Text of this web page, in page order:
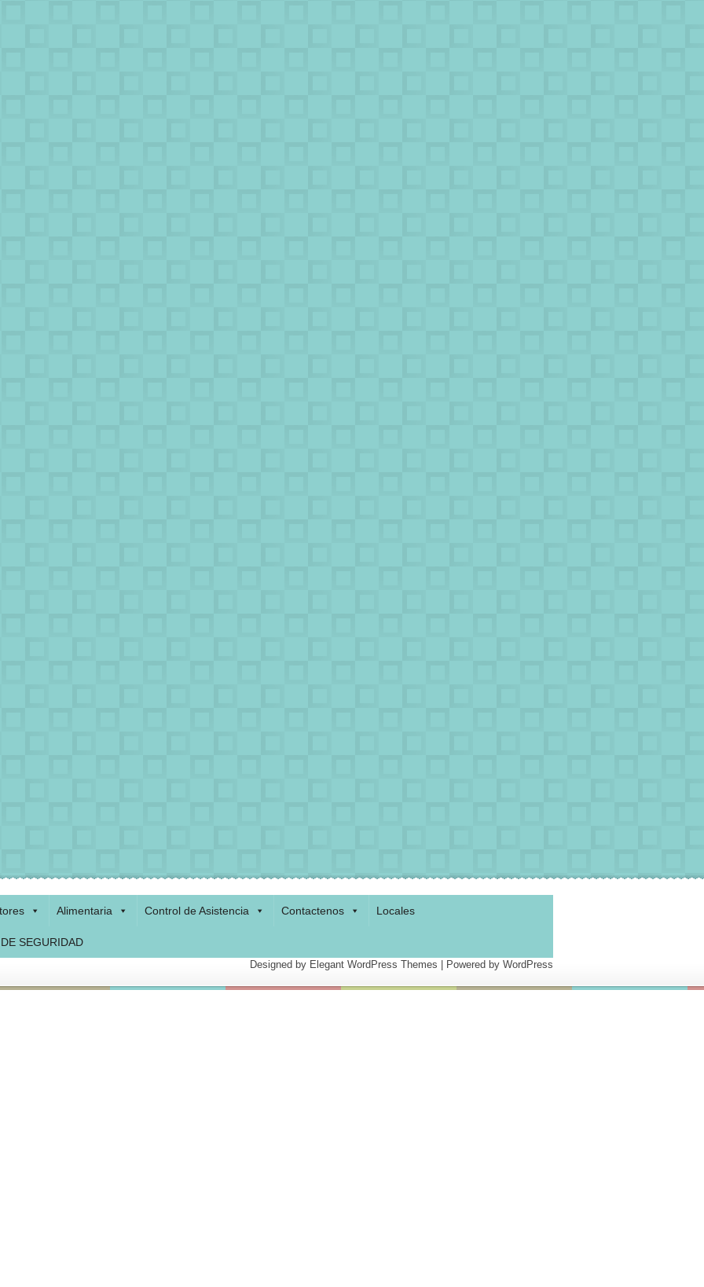
Alimentaria Control de Asistencia Contactenos Locales
SEGURIDAD
Designed by Elegant WordPress Themes | Powered by WordPress